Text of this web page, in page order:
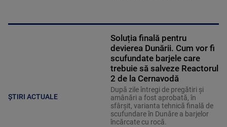
ȘTIRI ACTUALE
Soluția finală pentru
devierea Dunării. Cum vor fi
scufundate barjele care
trebuie să salveze Reactorul
2 de la Cernavodă
După zile întregi de pregătiri și
amânări a fost aprobată, în
sfârșit, varianta tehnică finală de
scufundare în Dunăre a barjelor
încărcate cu rocă.